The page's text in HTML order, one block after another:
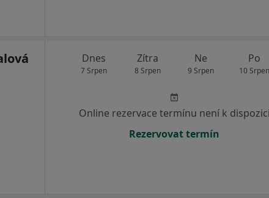
Dnes
7 Srpen
Zítra
8 Srpen
Ne
9 Srpen
Po
10 Srpen
Online rezervace termínu není k dispozici
Rezervovat termín